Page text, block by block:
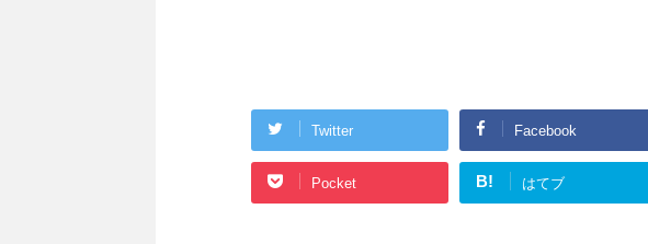
Twitter Facebook
Pocket B! はてブ